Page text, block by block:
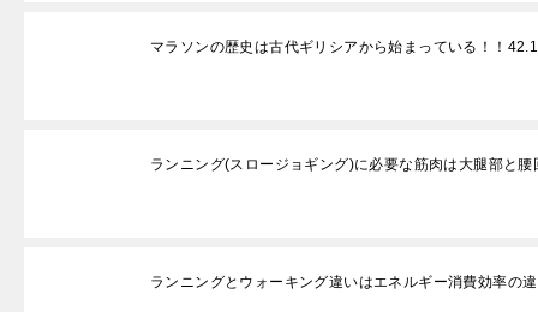
マラソンの歴史は古代ギリシアから始まっている！！
ランニング(スロージョギング)に必要な筋肉は大腿部と腰
ランニングとウォーキング違いはエネルギー消費効率の